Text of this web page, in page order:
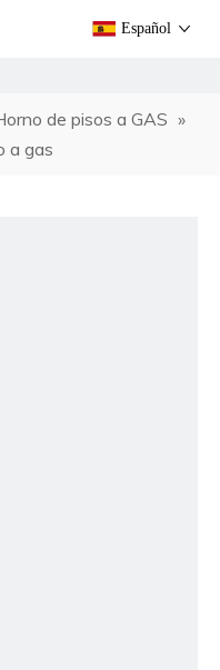
Español
de pisos a GAS »
a gas